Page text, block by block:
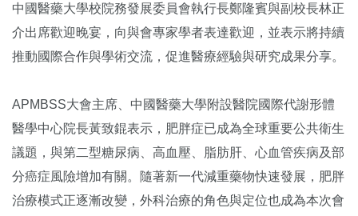
中國醫藥大學校院務發展委員會執行長鄭隆賓與副校長林正
介出席歡迎晚宴，向與會專家學者表達歡迎，並表示將持續
推動國際合作與學術交流，促進醫療經驗與研究成果分享。
APMBSS大會主席、中國醫藥大學附設醫院國際代謝形體
醫學中心院長黃致錕表示，肥胖症已成為全球重要公共衛生
議題，與第二型糖尿病、高血壓、脂肪肝、心血管疾病及部
分癌症風險增加有關。隨著新一代減重藥物快速發展，肥胖
治療模式正逐漸改變，外科治療的角色與定位也成為本次會